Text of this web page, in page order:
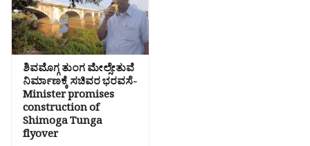
ಶಿವಮೊಗ್ಗ ತುಂಗ ಮೇಲ್ಸೇತುವೆ
ನಿರ್ಮಾಣಕ್ಕೆ ಸಚಿವರ ಭರವಸೆ-
Minister promises
construction of
Shimoga Tunga
flyover